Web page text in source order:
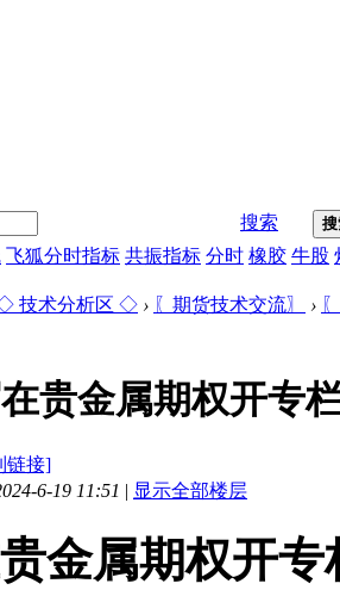
搜索
飞狐分时指标 共振指标 分时 橡胶 牛股
技术分析区 ◇ › 〖期货技术交流〗 ›
贵金属期权开专
链接]
6-19 11:51 | 显示全部楼层
金属期权开专